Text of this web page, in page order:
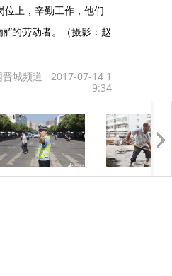
位上，辛勤工作，他们
”的劳动者。（摄影：赵
晋城频道 2017-07-14 1
9:34